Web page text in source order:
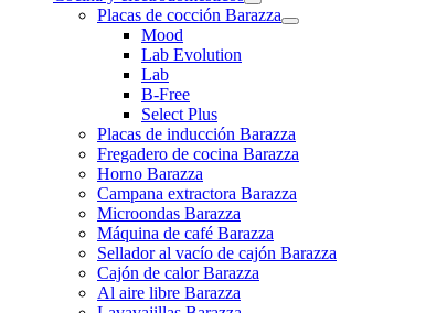
Placas de cocción Barazza
Mood
Lab Evolution
Lab
B-Free
Select Plus
Placas de inducción Barazza
Fregadero de cocina Barazza
Horno Barazza
Campana extractora Barazza
Microondas Barazza
Máquina de café Barazza
Sellador al vacío de cajón Barazza
Cajón de calor Barazza
Al aire libre Barazza